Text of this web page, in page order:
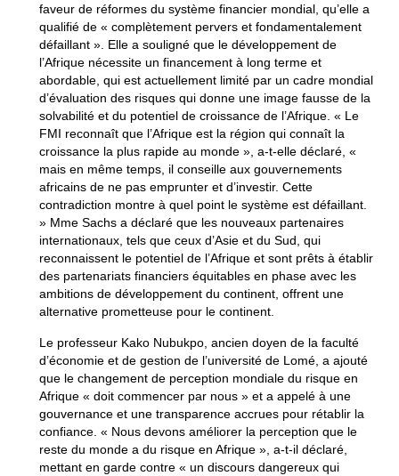
faveur de réformes du système financier mondial, qu’elle a
qualifié de « complètement pervers et fondamentalement
défaillant ». Elle a souligné que le développement de
l’Afrique nécessite un financement à long terme et
abordable, qui est actuellement limité par un cadre mondial
d’évaluation des risques qui donne une image fausse de la
solvabilité et du potentiel de croissance de l’Afrique. « Le
FMI reconnaît que l’Afrique est la région qui connaît la
croissance la plus rapide au monde », a-t-elle déclaré, «
mais en même temps, il conseille aux gouvernements
africains de ne pas emprunter et d’investir. Cette
contradiction montre à quel point le système est défaillant.
» Mme Sachs a déclaré que les nouveaux partenaires
internationaux, tels que ceux d’Asie et du Sud, qui
reconnaissent le potentiel de l’Afrique et sont prêts à établir
des partenariats financiers équitables en phase avec les
ambitions de développement du continent, offrent une
alternative prometteuse pour le continent.
Le professeur Kako Nubukpo, ancien doyen de la faculté
d’économie et de gestion de l’université de Lomé, a ajouté
que le changement de perception mondiale du risque en
Afrique « doit commencer par nous » et a appelé à une
gouvernance et une transparence accrues pour rétablir la
confiance. « Nous devons améliorer la perception que le
reste du monde a du risque en Afrique », a-t-il déclaré,
mettant en garde contre « un discours dangereux qui